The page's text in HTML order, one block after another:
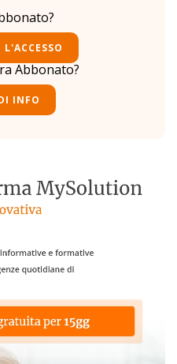
Abbonato?
INFO